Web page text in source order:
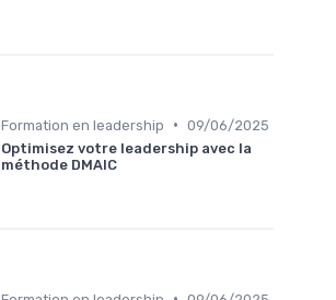
Formation en leadership • 09/06/2025
Optimisez votre leadership avec la
méthode DMAIC